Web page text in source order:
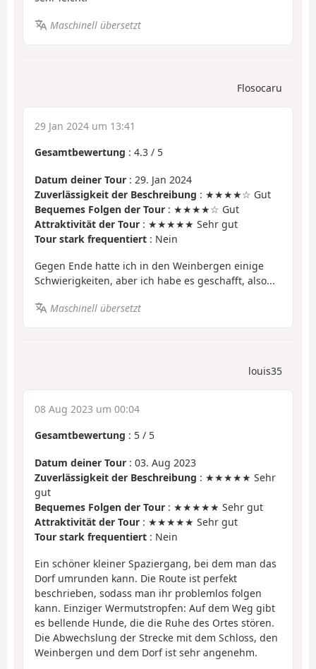
Maschinell übersetzt
Flosocaru
29 Jan 2024 um 13:41
Gesamtbewertung : 4.3 / 5
Datum deiner Tour : 29. Jan 2024
Zuverlässigkeit der Beschreibung : ★★★★☆ Gut
Bequemes Folgen der Tour : ★★★★☆ Gut
Attraktivität der Tour : ★★★★★ Sehr gut
Tour stark frequentiert : Nein
Gegen Ende hatte ich in den Weinbergen einige
Schwierigkeiten, aber ich habe es geschafft, also...
Maschinell übersetzt
louis35
08 Aug 2023 um 00:04
Gesamtbewertung : 5 / 5
Datum deiner Tour : 03. Aug 2023
Zuverlässigkeit der Beschreibung : ★★★★★ Sehr
gut
Bequemes Folgen der Tour : ★★★★★ Sehr gut
Attraktivität der Tour : ★★★★★ Sehr gut
Tour stark frequentiert : Nein
Ein schöner kleiner Spaziergang, bei dem man das
Dorf umrunden kann. Die Route ist perfekt
beschrieben, sodass man ihr problemlos folgen
kann. Einziger Wermutstropfen: Auf dem Weg gibt
es bellende Hunde, die die Ruhe des Ortes stören.
Die Abwechslung der Strecke mit dem Schloss, den
Weinbergen und dem Dorf ist sehr angenehm.